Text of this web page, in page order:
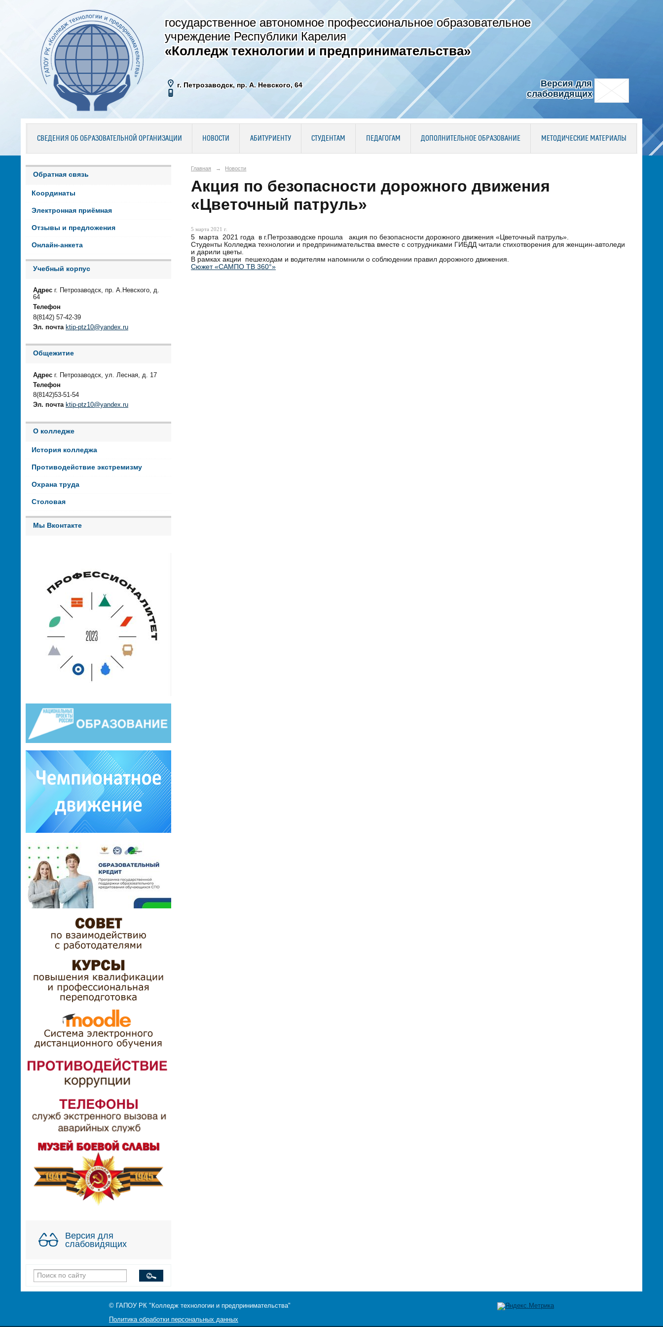
государственное автономное профессиональное образовательное
учреждение Республики Карелия
«Колледж технологии и предпринимательства»
г. Петрозаводск, пр. А. Невского, 64
Версия для
слабовидящих
СВЕДЕНИЯ ОБ ОБРАЗОВАТЕЛЬНОЙ ОРГАНИЗАЦИИ НОВОСТИ АБИТУРИЕНТУ СТУДЕНТАМ ПЕДАГОГАМ ДОПОЛНИТЕЛЬНОЕ ОБРАЗОВАНИЕ МЕТОДИЧЕСКИЕ МАТЕРИАЛЫ
Обратная связь
Координаты
Электронная приёмная
Отзывы и предложения
Онлайн-анкета
Учебный корпус
Адрес г. Петрозаводск, пр. А.Невского, д.
64
Телефон
8(8142) 57-42-39
Эл. почта ktip-ptz10@yandex.ru
Общежитие
Адрес г. Петрозаводск, ул. Лесная, д. 17
Телефон
8(8142)53-51-54
Эл. почта ktip-ptz10@yandex.ru
О колледже
История колледжа
Противодействие экстремизму
Охрана труда
Столовая
Мы Вконтакте
Версия для
слабовидящих
Главная → Новости
Акция по безопасности дорожного движения
«Цветочный патруль»
5 марта 2021 г.
5 марта 2021 года в г.Петрозаводске прошла акция по безопасности дорожного движения «Цветочный патруль».
Студенты Колледжа технологии и предпринимательства вместе с сотрудниками ГИБДД читали стихотворения для женщин-автоледи
и дарили цветы.
В рамках акции пешеходам и водителям напомнили о соблюдении правил дорожного движения.
Сюжет «САМПО ТВ 360°»
© ГАПОУ РК "Колледж технологии и предпринимательства"
Политика обработки персональных данных